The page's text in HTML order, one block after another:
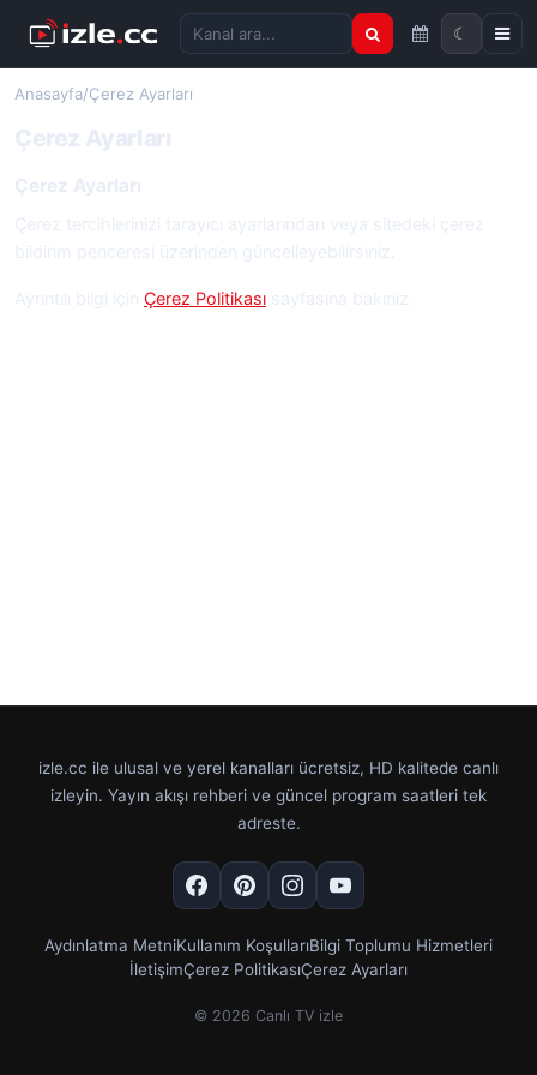
Kanal ara
☾
Anasayfa/Çerez Ayarları
Çerez Politikası
izle.cc ile ulusal ve yerel kanalları ücretsiz, HD kalitede canlı
izleyin. Yayın akışı rehberi ve güncel program saatleri tek
adreste.
Aydınlatma MetniKullanım KoşullarıBilgi Toplumu Hizmetleri
İletişimÇerez PolitikasıÇerez Ayarları
© 2026 Canlı TV izle